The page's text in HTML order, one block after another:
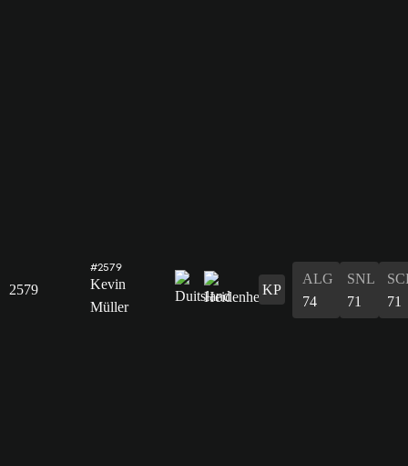
2579
#2579
Kevin
Müller
KP
ALG
74
SNL
71
71